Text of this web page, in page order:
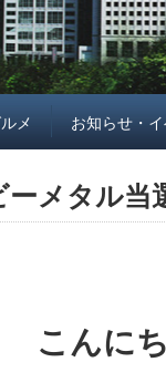
メ お知らせ・
メタル当
こんに